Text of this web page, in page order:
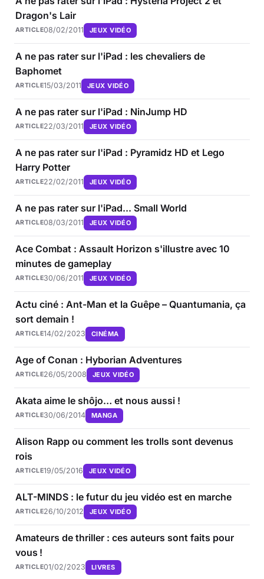
Dragon's Lair
ARTICLE08/02/2011 JEUX VIDÉO
A ne pas rater sur l'iPad : les chevaliers de
Baphomet
ARTICLE15/03/2011 JEUX VIDÉO
A ne pas rater sur l'iPad : NinJump HD
ARTICLE22/03/2011 JEUX VIDÉO
A ne pas rater sur l'iPad : Pyramidz HD et Lego
Harry Potter
ARTICLE22/02/2011 JEUX VIDÉO
A ne pas rater sur l'iPad... Small World
ARTICLE08/03/2011 JEUX VIDÉO
Ace Combat : Assault Horizon s'illustre avec 10
minutes de gameplay
ARTICLE30/06/2011 JEUX VIDÉO
Actu ciné : Ant-Man et la Guêpe – Quantumania, ça
sort demain !
ARTICLE14/02/2023 CINÉMA
Age of Conan : Hyborian Adventures
ARTICLE26/05/2008 JEUX VIDÉO
Akata aime le shôjo… et nous aussi !
ARTICLE30/06/2014 MANGA
Alison Rapp ou comment les trolls sont devenus
rois
ARTICLE19/05/2016 JEUX VIDÉO
ALT-MINDS : le futur du jeu vidéo est en marche
ARTICLE26/10/2012 JEUX VIDÉO
Amateurs de thriller : ces auteurs sont faits pour
vous !
ARTICLE01/02/2023 LIVRES